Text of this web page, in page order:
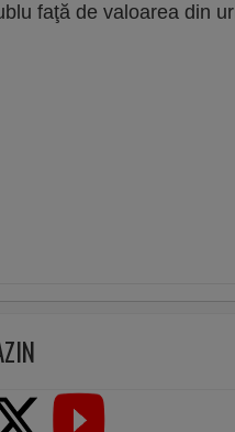
faţă de valoarea din